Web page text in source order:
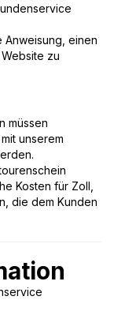
Anweisung, einen
zu
müssen
unserem
Kosten für Zoll,
die dem Kunden